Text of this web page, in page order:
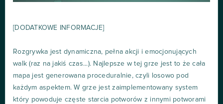
[DODATKOWE INFORMACJE]
Rozgrywka jest dynamiczna, pełna akcji i emocjonujących
walk (raz na jakiś czas...). Najlepsze w tej grze jest to że cała
mapa jest generowana proceduralnie, czyli losowo pod
każdym aspektem. W grze jest zaimplementowany system
który powoduje częste starcia potworów z innymi potworami